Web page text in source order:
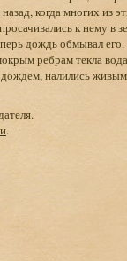
когда многих из
к нему в
дождь обмывал
ребрам текла
налились
.